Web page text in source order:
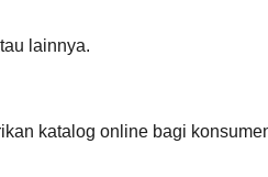
lainnya.
katalog online bagi